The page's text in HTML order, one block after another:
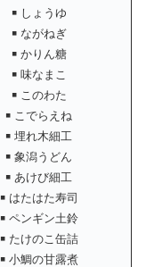
￭ しょうゆ
￭ ながねぎ
￭ かりん糖
￭ 味なまこ
￭ このわた
￭ こでらえね
￭ 埋れ木細工
￭ 象潟うどん
￭ あけび細工
￭ はたはた寿司
￭ ペンギン土鈴
￭ たけのこ缶詰
￭ 小鯛の甘露煮